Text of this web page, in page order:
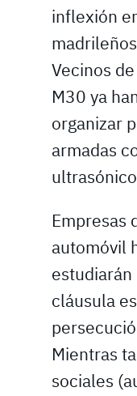
inflexión
Vecinos
M30 ya
organizar
armadas
Empresas
automóvil
cláusula
Mientras
sociales